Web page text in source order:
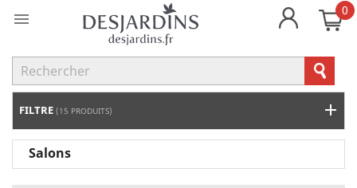
 0
FILTRE (15 PRODUITS)
Salons